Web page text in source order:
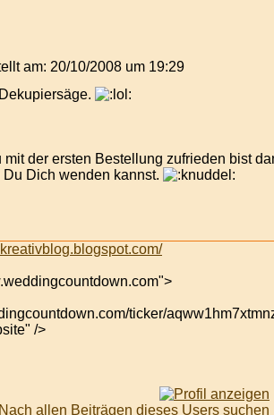
am: 20/10/2008 um 19:29
mit der ersten Bestellung zufrieden bist
Dich wenden kannst.
ticker/
/>